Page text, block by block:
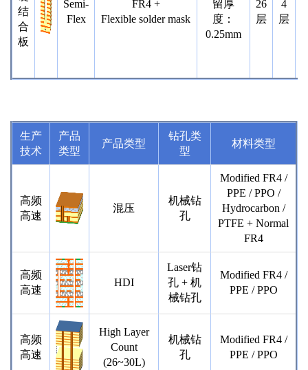
结
合
板
Semi-
Flex
FR4 +
Flexible solder mask
留厚
度：
0.25mm
26
层
4
层
生产
技术
产品
类型
产品类型
钻孔类
型
材料类型
高频
高速
混压
机械钻
孔
Modified FR4 /
PPE / PPO /
Hydrocarbon /
PTFE + Normal
FR4
高频
高速
HDI
Laser钻
孔 + 机
械钻孔
Modified FR4 /
PPE / PPO
高频
高速
High Layer
Count
(26~30L)
机械钻
孔
Modified FR4 /
PPE / PPO